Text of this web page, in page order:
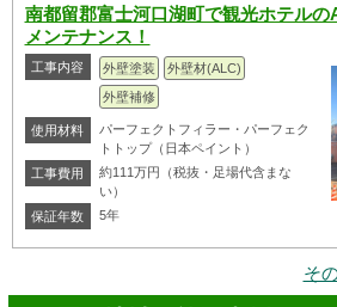
南都留郡富士河口湖町で観光ホテル
メンテナンス！
工事内容 外壁塗装
外壁材(ALC)
外壁補修
使用材料
パーフェクトフィラー・パーフェク
トトップ（日本ペイント）
工事費用
約111万円（税抜・足場代含まな
い）
保証年数
5年
そ